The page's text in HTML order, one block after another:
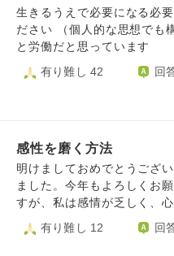
生きるうえで必要になる必
ださい （個人的な思想でも構いません）
と労働だと思っています
有り難し 42
回
感性を磨く方法
明けましておめでとうござ
ました。今年もよろしくお願いします。
すが、私は感情が乏しく、
す。本を読んでも、音楽を
ことができず、お笑いを聞
有り難し 12 回